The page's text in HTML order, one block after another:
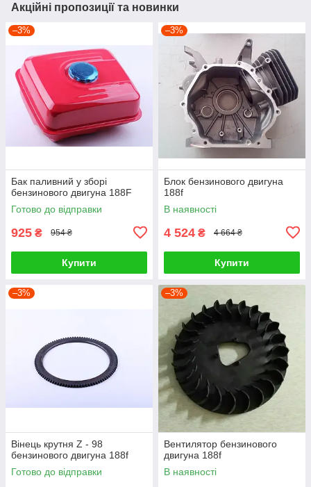
Акційні пропозиції та новинки
–3%
Бак паливний у зборі
бензинового двигуна 188F
Готово до відправки
925 ₴ 954 ₴
Купити
–3%
Блок бензинового двигуна
188f
В наявності
4 524 ₴ 4 664 ₴
Купити
–3%
Вінець крутня Z - 98
бензинового двигуна 188f
Готово до відправки
–3%
Вентилятор бензинового
двигуна 188f
В наявності